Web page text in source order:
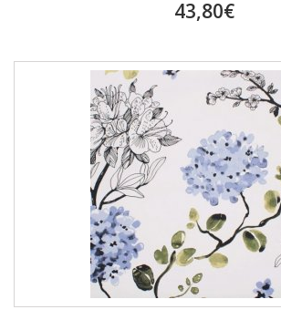
43,80€